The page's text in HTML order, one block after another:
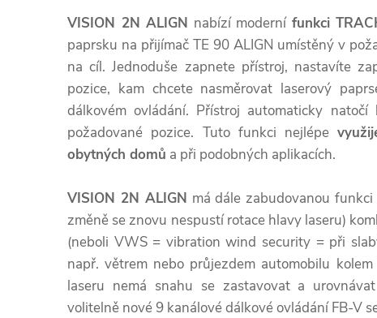
VISION 2N ALIGN nabízí moderní funkci
paprsku na přijímač TE 90 ALIGN umístěný v
na cíl. Jednoduše zapnete přístroj, nastavíte
pozice, kam chcete nasměrovat laserový
dálkovém ovládání. Přístroj automaticky natočí
požadované pozice. Tuto funkci nejlépe
obytných domů a při podobných aplikacích.
VISION 2N ALIGN má dále zabudovanou funkci
změně se znovu nespustí rotace hlavy laseru)
(neboli VWS = vibration wind security = při
např. větrem nebo průjezdem automobilu
laseru nemá snahu se zastavovat a
volitelně nové 9 kanálové dálkové ovládání FB-V